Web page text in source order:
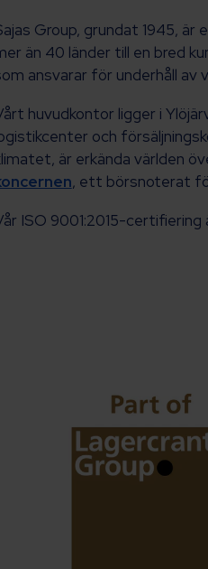
Group, grundat 1945,
än 40 länder till en bred
ansvarar för underhåll av
huvudkontor ligger i
och
är erkända världen
, ett börsnoterat
ISO 9001:2015-